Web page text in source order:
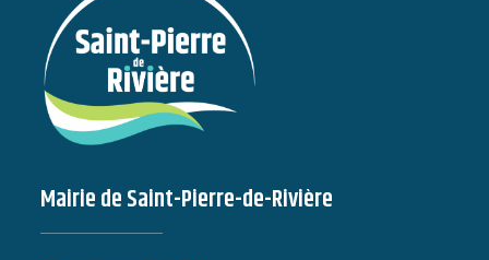
Mairie de Saint-Pierre-de-Rivière